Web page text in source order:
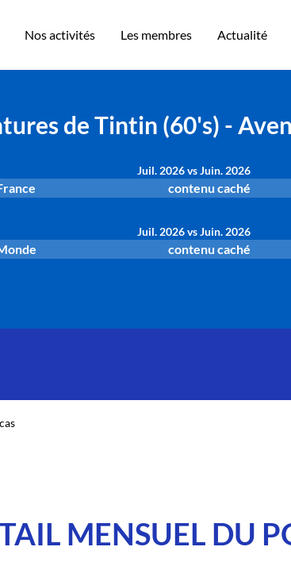
Nos activités Les membres Actualité
de Tintin (60's) -
Juil. 2026 vs Juin. 2026
contenu caché
Juil. 2026 vs Juin. 2026
contenu caché
MENSUEL DU